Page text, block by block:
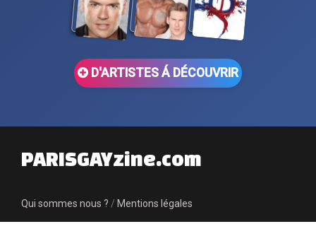
D'ARTISTES Á DÉCOUVRIR
PARISGAYzine.com
Qui sommes nous ? / Mentions légales